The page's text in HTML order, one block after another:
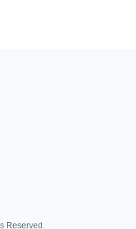
Reserved.